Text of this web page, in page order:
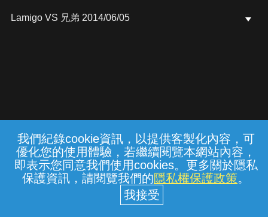
我們紀錄cookie資訊，以提供客製化內容，可
優化您的使用體驗，若繼續閱覽本網站內容，
即表示您同意我們使用cookies。更多關於隱私
保護資訊，請閱覽我們的隱私權保護政策。
Lamigo VS 兄弟 2014/06/05
常見問題 線上客服 服務條款 隱私權保護
中華電信股份有限公司個人家庭分公司
(統一編號：96979949) © 2026
{{notifyMsg}}